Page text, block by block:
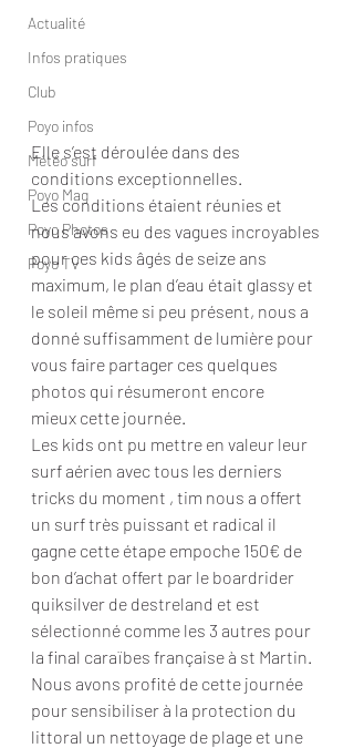
Actualité
Infos pratiques
Club
Poyo infos
Météo surf
Poyo Mag
Poyo Photos
Poyo TV
Elle s’est déroulée dans des
conditions exceptionnelles.
Les conditions étaient réunies et
nous avons eu des vagues incroyables
pour ces kids âgés de seize ans
maximum, le plan d’eau était glassy et
le soleil même si peu présent, nous a
donné suffisamment de lumière pour
vous faire partager ces quelques
photos qui résumeront encore
mieux cette journée.
Les kids ont pu mettre en valeur leur
surf aérien avec tous les derniers
tricks du moment , tim nous a offert
un surf très puissant et radical il
gagne cette étape empoche 150€ de
bon d’achat offert par le boardrider
quiksilver de destreland et est
sélectionné comme les 3 autres pour
la final caraïbes française à st Martin.
Nous avons profité de cette journée
pour sensibiliser à la protection du
littoral un nettoyage de plage et une